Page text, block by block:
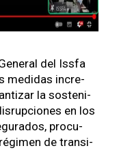
del Iss­fa
medi­das incre­
la sosteni­
en los
procu­
de tran­si­